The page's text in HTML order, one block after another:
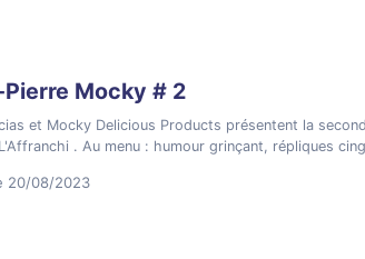
Mocky # 2
et Mocky Delicious Products présentent la
. Au menu : humour grinçant, répliques
20/08/2023